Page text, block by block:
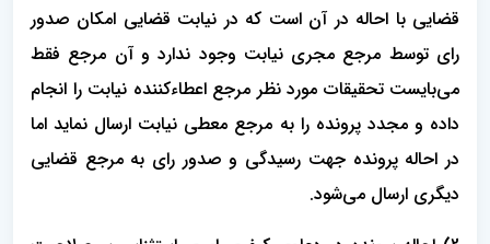
قضایی با احاله در آن است که در نیابت قضایی امکان صدور
رای توسط مرجع مجری نیابت وجود ندارد و آن مرجع فقط
می‌بایست تحقیقات مورد نظر مرجع اعطاءکننده نیابت را انجام
داده و مجدد پرونده را به مرجع معطی نیابت ارسال نماید اما
در احاله پرونده جهت رسیدگی و صدور رای به مرجع قضایی
دیگری ارسال می‌شود.